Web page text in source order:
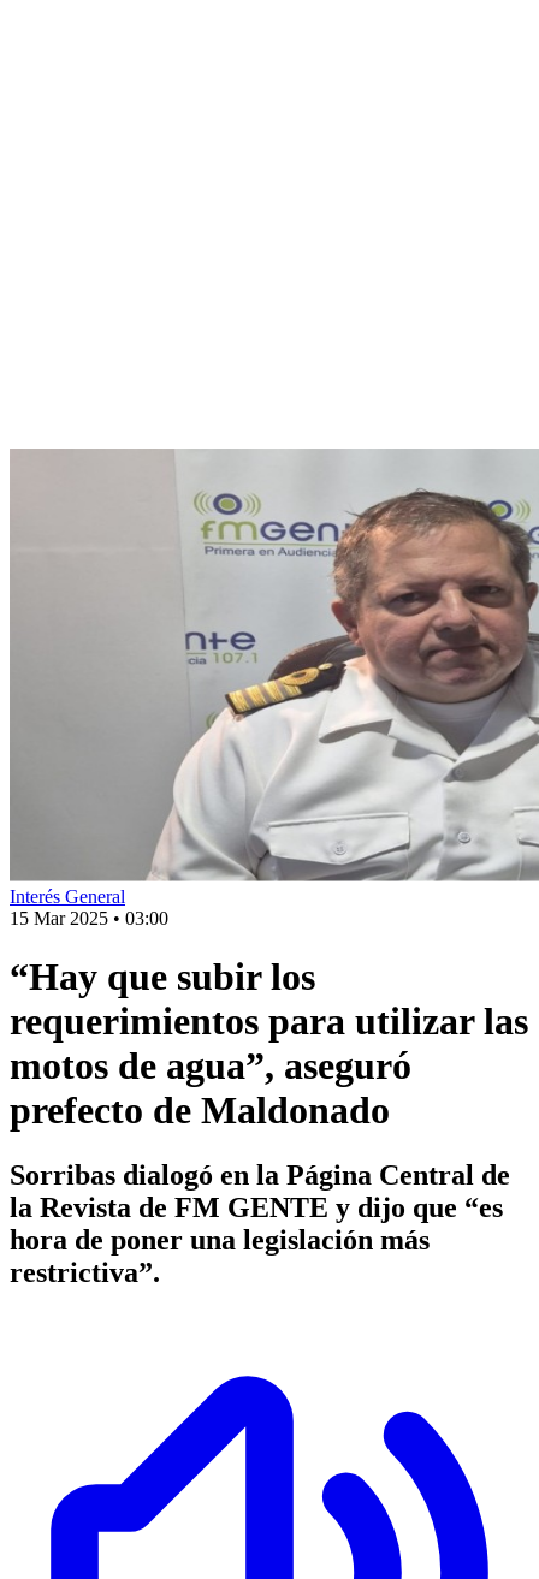
Interés General
15 Mar 2025 • 03:00
“Hay que subir los
requerimientos para utilizar las
motos de agua”, aseguró
prefecto de Maldonado
Sorribas dialogó en la Página Central de
la Revista de FM GENTE y dijo que “es
hora de poner una legislación más
restrictiva”.